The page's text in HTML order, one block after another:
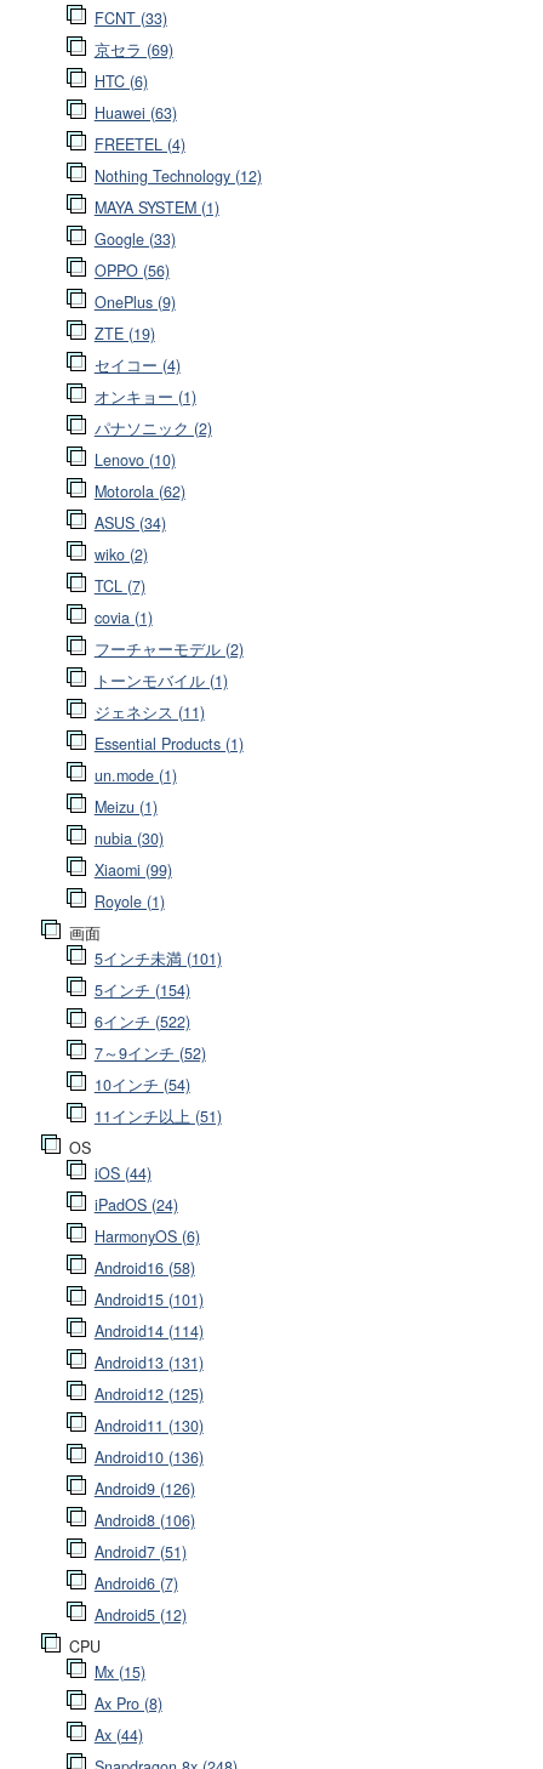
FCNT (33)
京セラ (69)
HTC (6)
Huawei (63)
FREETEL (4)
Nothing Technology (12)
MAYA SYSTEM (1)
Google (33)
OPPO (56)
OnePlus (9)
ZTE (19)
セイコー (4)
オンキョー (1)
パナソニック (2)
Lenovo (10)
Motorola (62)
ASUS (34)
wiko (2)
TCL (7)
covia (1)
フーチャーモデル (2)
トーンモバイル (1)
ジェネシス (11)
Essential Products (1)
un.mode (1)
Meizu (1)
nubia (30)
Xiaomi (99)
Royole (1)
画面
5インチ未満 (101)
5インチ (154)
6インチ (522)
7～9インチ (52)
10インチ (54)
11インチ以上 (51)
OS
iOS (44)
iPadOS (24)
HarmonyOS (6)
Android16 (58)
Android15 (101)
Android14 (114)
Android13 (131)
Android12 (125)
Android11 (130)
Android10 (136)
Android9 (126)
Android8 (106)
Android7 (51)
Android6 (7)
Android5 (12)
CPU
Mx (15)
Ax Pro (8)
Ax (44)